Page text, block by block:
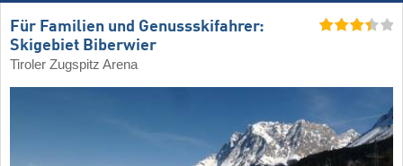
Für Familien und Genussskifahrer:
Skigebiet Biberwier
Tiroler Zugspitz Arena